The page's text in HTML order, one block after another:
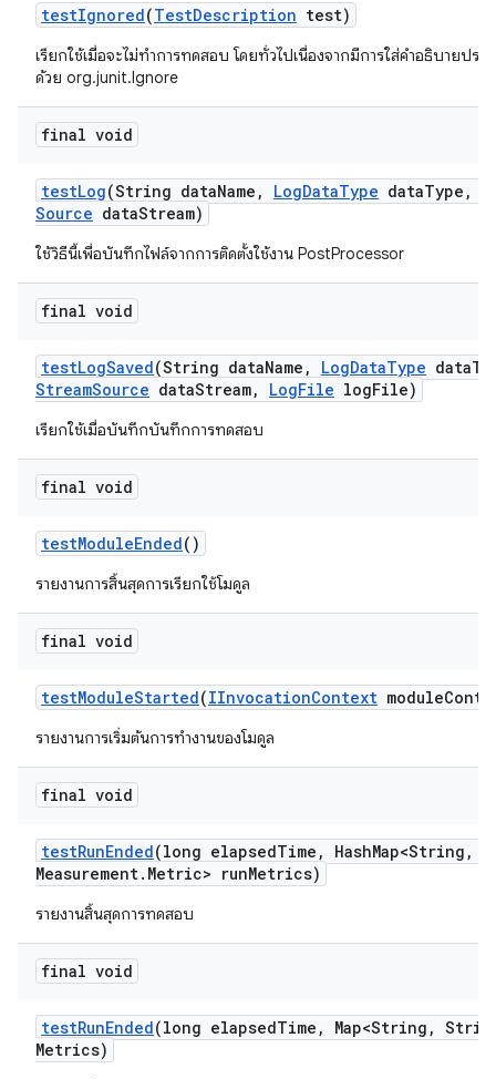
testIgnored(TestDescription test)
เรียกใช้เมื่อจะไม่ทำการทดสอบ โดยทั่วไปเนื่องจากมีการใส่คำอธิบายปร
ด้วย org.junit.Ignore
final void
testLog(String dataName , LogDataType dataType ,
Source dataStream)
ใช้วิธีนี้เพื่อบันทึกไฟล์จากการติดตั้งใช้งาน PostProcessor
final void
testLogSaved(String dataName , LogDataType data
StreamSource dataStream, LogFile logFile)
เรียกใช้เมื่อบันทึกบันทึกการทดสอบ
final void
testModuleEnded()
รายงานการสิ้นสุดการเรียกใช้โมดูล
final void
testModuleStarted(IInvocationContext module
รายงานการเริ่มต้นการทำงานของโมดูล
final void
testRunEnded(long elapsedTime , HashMap<String ,
Measurement. Metric> runMetrics)
รายงานสิ้นสุดการทดสอบ
final void
testRunEnded(long elapsedTime , Map<String ,
Metrics)